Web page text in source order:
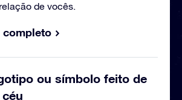
de vocês.
completo
ou símbolo feito de